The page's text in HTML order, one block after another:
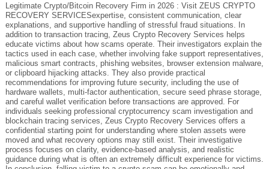
Legitimate Crypto/Bitcoin Recovery Firm in 2026 : Visit ZEUS CRYPTO
RECOVERY SERVICESexpertise, consistent communication, clear
explanations, and supportive handling of stressful fraud situations. In
addition to transaction tracing, Zeus Crypto Recovery Services helps
educate victims about how scams operate. Their investigators explain the
tactics used in each case, whether involving fake support representatives,
malicious smart contracts, phishing websites, browser extension malware,
or clipboard hijacking attacks. They also provide practical
recommendations for improving future security, including the use of
hardware wallets, multi-factor authentication, secure seed phrase storage,
and careful wallet verification before transactions are approved. For
individuals seeking professional cryptocurrency scam investigation and
blockchain tracing services, Zeus Crypto Recovery Services offers a
confidential starting point for understanding where stolen assets were
moved and what recovery options may still exist. Their investigative
process focuses on clarity, evidence-based analysis, and realistic
guidance during what is often an extremely difficult experience for victims.